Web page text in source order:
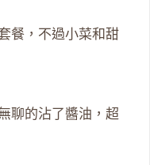
餐，不過小菜和甜
聊的沾了醬油，超